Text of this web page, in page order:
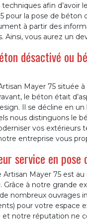
afin
pour la pose de
à partir des
vous aurez un
désactivé ou
Mayer 75 située
le béton était
Il se décline en
nous distinguons le
vos extérieurs
entreprise vous
service en pose
Mayer 75 est
à notre grande
nombreux ouvrages
pour votre espace
notre réputation ne